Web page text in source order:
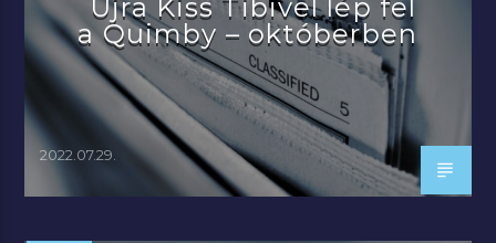
Újra Kiss Tibivel lép fel
a Quimby – októberben
2022.07.29.